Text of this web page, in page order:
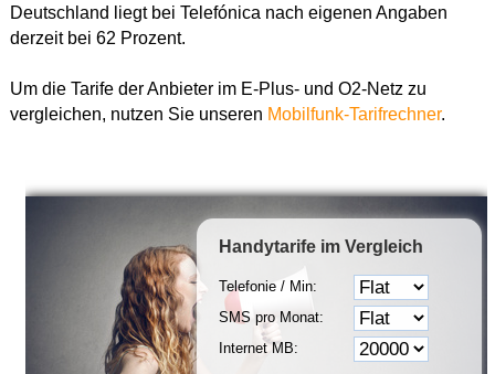
Deutschland liegt bei Telefónica nach eigenen Angaben
derzeit bei 62 Prozent.
Um die Tarife der Anbieter im E-Plus- und O2-Netz zu
vergleichen, nutzen Sie unseren Mobilfunk-Tarifrechner.
Handytarife im Vergleich
Telefonie / Min:
SMS pro Monat:
Internet MB: